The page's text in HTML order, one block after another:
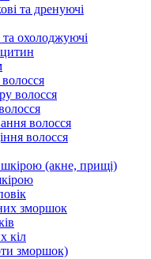
та дренуючі
та охолоджуючі
волосся
волосся
волосся
(акне, прищі)
зморшок
кіл
зморшок)